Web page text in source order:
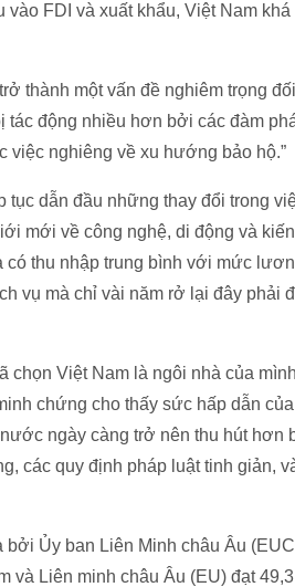
FDI và xuất khẩu, Việt Nam
thành một vấn đề nghiêm trọng
tác động nhiều hơn bởi các đàm
việc nghiêng về xu hướng bảo hộ.”
tục dẫn đầu những thay đổi trong
mới về công nghệ, di động và
có thu nhập trung bình với mức
vụ mà chỉ vài năm rở lại đây
chọn Việt Nam là ngôi nhà của
chứng cho thấy sức hấp dẫn
ngày càng trở nên thu hút hơn
các quy định pháp luật tinh giản,
Ủy ban Liên Minh châu Âu
Liên minh châu Âu (EU) đạt